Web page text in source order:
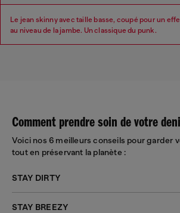
Le jean skinny avec taille basse, coupé pour un
au niveau de la jambe. Un classique du punk.
Comment prendre soin de votre
Voici nos 6 meilleurs conseils pour garder
tout en préservant la planète :
STAY DIRTY
STAY BREEZY